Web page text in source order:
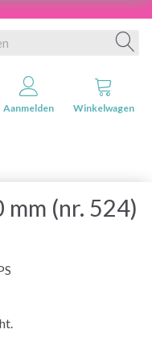
Aanmelden Winkelwagen
mm (nr. 524)